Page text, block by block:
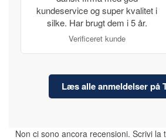
kundeservice og super kvalitet i
silke. Har brugt dem i 5 år.
Verificeret kunde
Læs alle anmeldelser på
Non ci sono ancora recensioni. Scrivi la